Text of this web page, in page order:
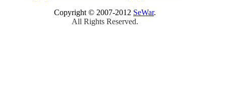
Copyright © 2007-2012 SeWar.
All Rights Reserved.